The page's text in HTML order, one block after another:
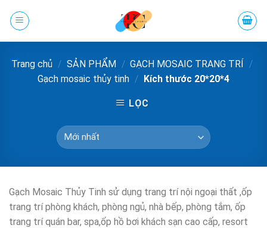
đến
dungTrang chủ / SẢN PHẨM / GẠCH MOSAIC TRANG TRÍ /
Gạch mosaic thủy tinh / Kích thước 20*20*4
LỌC
Gạch Mosaic Thủy Tinh sử dụng trang trí nội ngoại thất ,ốp
trang trí phòng khách, phòng ngủ, nhà bếp, phòng tắm, ốp
trang trí quán bar, spa,ốp hồ bơi khách sạn cao cấp, resort